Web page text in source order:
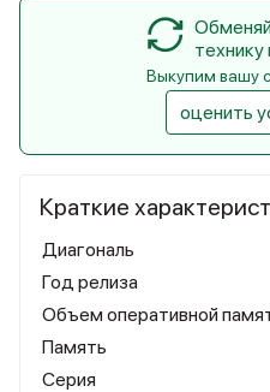
Краткие
Диагональ
Год релиза
Объем оперативной
Память
Серия
Выкупим вашу
оценить